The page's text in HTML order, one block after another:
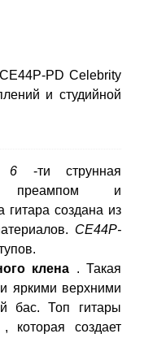
PD Celebrity
и студийной
6 -ти струнная
с преампом и
гитара создана из
CE44P-
клена . Такая
яркими верхними
бас. Топ гитары
которая создает